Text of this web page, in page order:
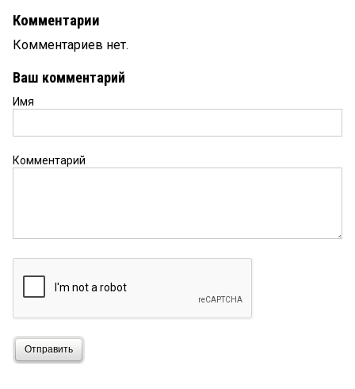
Комментарии
Комментариев нет.
Ваш комментарий
Имя
Комментарий
Отправить